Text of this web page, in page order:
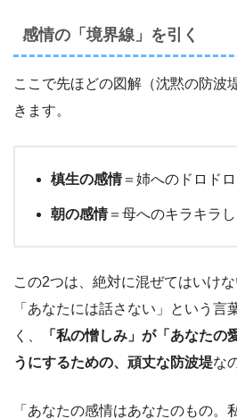
感情の「境界線」を引く
ここで先ほどの図解（沈黙の防波
きます。
槙生の感情＝姉へのドロド
朝の感情＝母へのキラキラ
この2つは、絶対に混ぜてはいけな
「あなたには話さない」という言
く、
「私の憎しみ」が「あなたの
うにするための、頑丈な防波堤な
「あなたの感情はあなたのもの。